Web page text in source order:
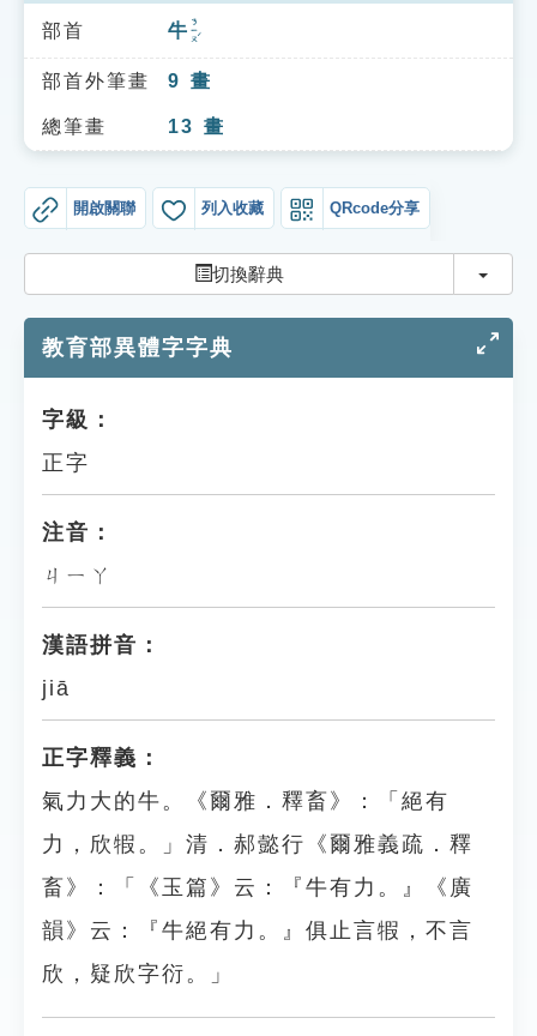
索引選單
知識索引
單字索引
遊戲專區
教學應用
貓頭鷹博士
部首 牛 ㄋㄧㄡˊ
部首外筆畫 9 畫
總筆畫 13 畫
開啟關聯 列入收藏 QRcode分享
切換辭典 切換
教育部異體字字典
字級：
正字
注音：
ㄐㄧㄚ
漢語拼音：
jiā
正字釋義：
氣力大的牛。《爾雅．釋畜》：「絕有
力，欣犌。」清．郝懿行《爾雅義疏．釋
畜》：「《玉篇》云：『牛有力。』《廣
韻》云：『牛絕有力。』俱止言犌，不言
欣，疑欣字衍。」